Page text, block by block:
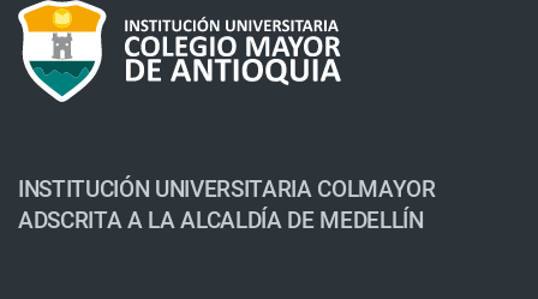
INSTITUCIÓN UNIVERSITARIA COLMAYOR
ADSCRITA A LA ALCALDÍA DE MEDELLÍN